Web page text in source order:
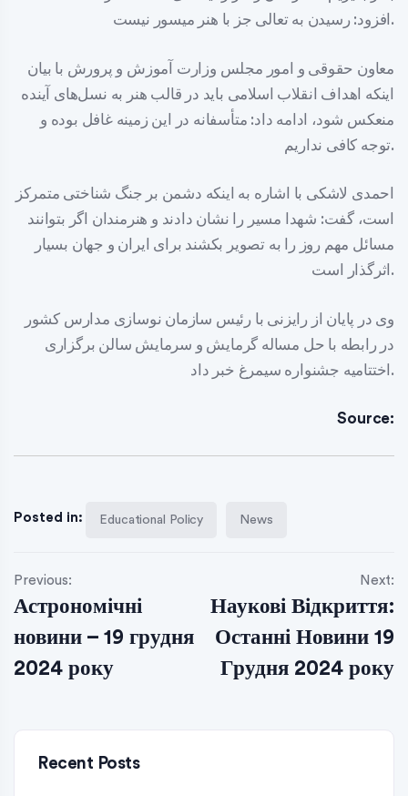
افزود: رسیدن به تعالی جز با هنر میسور نیست.
معاون حقوقی و امور مجلس وزارت آموزش و پرورش با بیان
اینکه اهداف انقلاب اسلامی باید در قالب هنر به نسل‌های آینده
منعکس شود، ادامه داد: متأسفانه در این زمینه غافل بوده و
توجه کافی نداریم.
احمدی لاشکی با اشاره به اینکه دشمن بر جنگ شناختی متمرکز
است، گفت: شهدا مسیر را نشان دادند و هنرمندان اگر بتوانند
مسائل مهم روز را به تصویر بکشند برای ایران و جهان بسیار
اثرگذار است.
وی در پایان از رایزنی با رئیس سازمان نوسازی مدارس کشور
در رابطه با حل مساله گرمایش و سرمایش سالن برگزاری
اختتامیه جشنواره سیمرغ خبر داد.
Source:
Posted in: Educational Policy News
Previous:
Астрономічні
новини – 19 грудня
2024 року
Next:
Наукові Відкриття:
Останні Новини 19
Грудня 2024 року
Recent Posts